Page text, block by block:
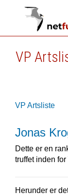
VP
VP Artsliste
Jonas
Dette er en
truffet inden
Herunder er